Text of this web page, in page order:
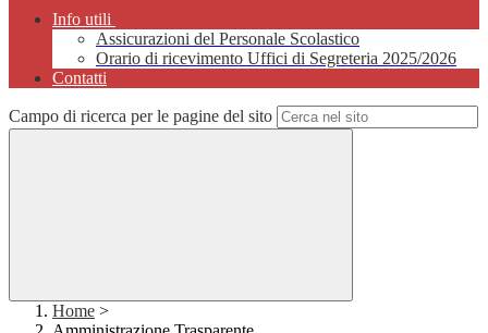
Info utili
Assicurazioni del Personale Scolastico
Orario di ricevimento Uffici di Segreteria 2025/2026
Contatti
Campo di ricerca per le pagine del sito
Home >